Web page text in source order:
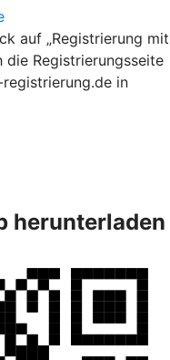
auf „Registrierung mit
Registrierungsseite
in
herunterladen